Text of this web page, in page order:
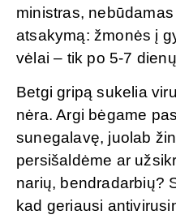
ministras,
atsakymą: žmonės į
vėlai – tik po 5-7
Betgi gripą sukelia
nėra. Argi bėgame
sunegalavę, juolab
persišaldėme ar
narių, bendradarbių?
kad geriausi